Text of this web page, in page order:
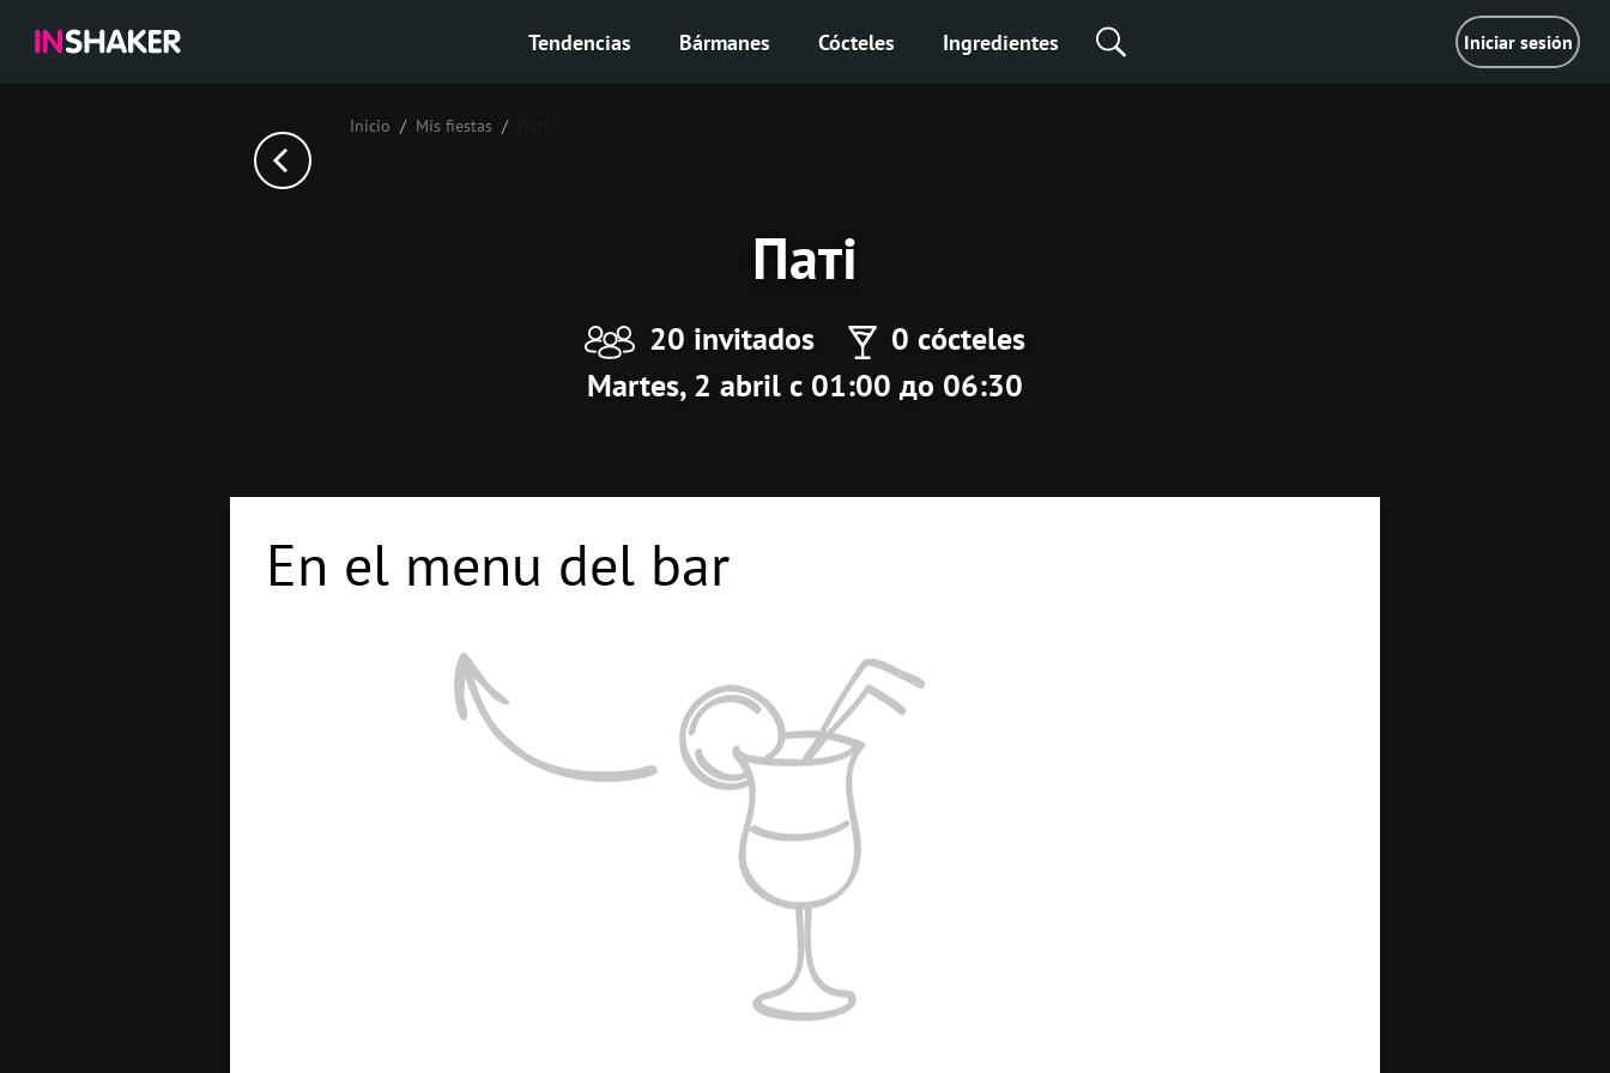
Tendencias Bármanes Cócteles Ingredientes Iniciar sesión
Inicio Mis fiestas
Паті
20 invitados
0 cócteles
Martes, 2 abril с 01:00 до 06:30
En el menu del bar